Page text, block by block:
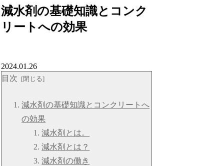
減水剤の基礎知識とコンク
リートへの効果
2024.01.26
目次
減水剤の基礎知識とコンクリートへ
の効果
減水剤とは。
減水剤とは？
減水剤の働き